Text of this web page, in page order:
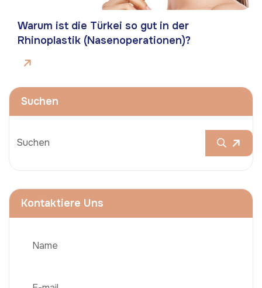
Warum ist die Türkei so gut in der
Rhinoplastik (Nasenoperationen)?
Suchen
Kontaktiere Uns